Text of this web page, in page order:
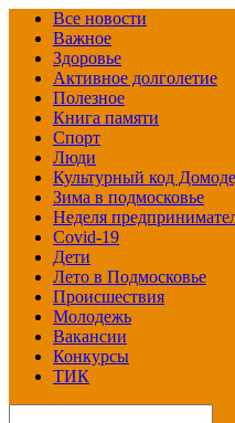
Все новости
Важное
Здоровье
Активное долголетие
Полезное
Книга памяти
Спорт
Люди
Культурный код
Зима в подмосковье
Неделя
Covid-19
Дети
Лето в Подмосковье
Происшествия
Молодежь
Вакансии
Конкурсы
ТИК